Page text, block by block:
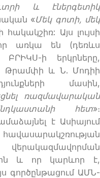
և էներգետիկ
«Մեկ գոտի, մեկ
Այս լույսի
առկա են (դեռևս
ի երկրները,
Թրամփի և Ն. Մոդիի
մասին,
ռազմավարական
հետ»։
է Ասիայում
և որ կարևոր է,
գործընթացում ԱՄՆ-